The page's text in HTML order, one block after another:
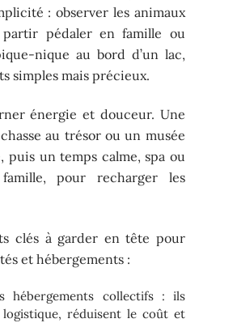
: observer les animaux
pédaler en famille ou
nique au bord d’un lac,
simples mais précieux.
énergie et douceur. Une
au trésor ou un musée
puis un temps calme, spa ou
pour recharger les
clés à garder en tête pour
et hébergements :
hébergements collectifs : ils
réduisent le coût et